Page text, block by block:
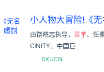
小人物大冒险!《
由饶晓志执导， 章宇、任
CINITY、中国巨
0XUCN